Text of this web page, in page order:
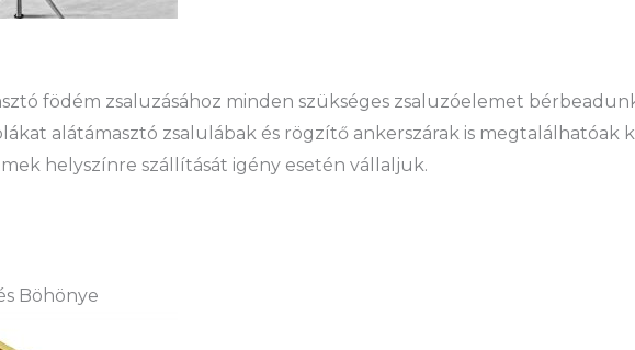
födém zsaluzásához minden szükséges zsaluzóelemet
alátámasztó zsalulábak és rögzítő ankerszárak is megtalálhatóak
helyszínre szállítását igény esetén vállaljuk.
Böhönye